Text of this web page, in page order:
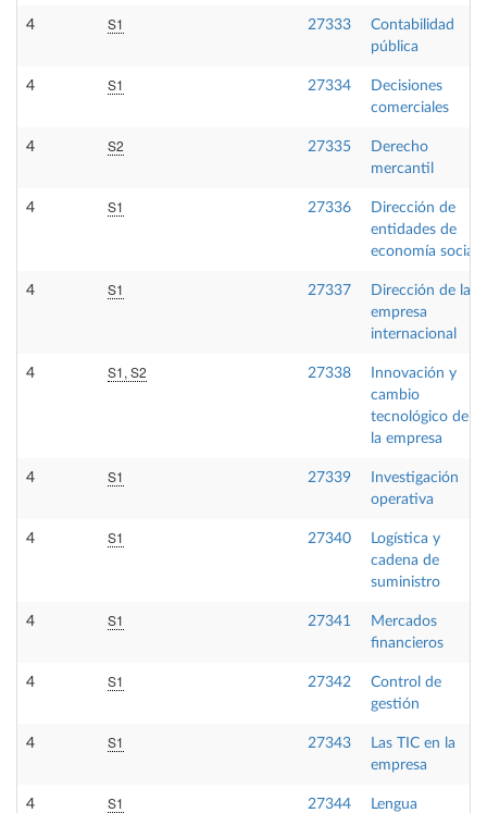
4 S1 27333
Contabilidad
pública
4 S1 27334
Decisiones
comerciales
4 S2 27335
Derecho
mercantil
4 S1 27336
Dirección de
entidades de
economía social
4 S1 27337
Dirección de la
empresa
internacional
4 S1, S2 27338
Innovación y
cambio
tecnológico de
la empresa
4 S1 27339
Investigación
operativa
4 S1 27340
Logística y
cadena de
suministro
4 S1 27341
Mercados
financieros
4 S1 27342
Control de
gestión
4 S1 27343
Las TIC en la
empresa
4 S1 27344
Lengua